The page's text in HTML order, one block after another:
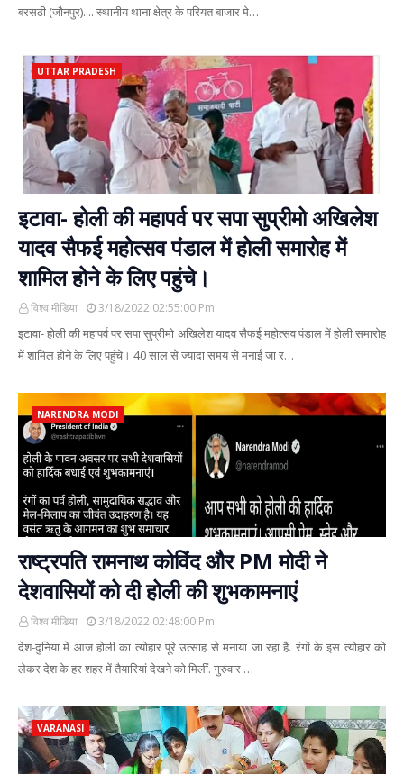
बरसठी (जौनपुर).... स्थानीय थाना क्षेत्र के परियत बाजार मे…
UTTAR PRADESH
इटावा- होली की महापर्व पर सपा सुप्रीमो अखिलेश
यादव सैफई महोत्सव पंडाल में होली समारोह में
शामिल होने के लिए पहुंचे।
विश्व मीडिया 3/18/2022 02:55:00 Pm
इटावा- होली की महापर्व पर सपा सुप्रीमो अखिलेश यादव सैफई महोत्सव पंडाल में होली समारोह
में शामिल होने के लिए पहुंचे। 40 साल से ज्यादा समय से मनाई जा र…
NARENDRA MODI
राष्‍ट्रपति रामनाथ कोविंद और PM मोदी ने
देशवासियों को दी होली की शुभकामनाएं
विश्व मीडिया 3/18/2022 02:48:00 Pm
देश-दुनिया में आज होली का त्‍योहार पूरे उत्‍साह से मनाया जा रहा है. रंगों के इस त्‍योहार को
लेकर देश के हर शहर में तैयारियां देखने को मिलीं. गुरुवार …
VARANASI